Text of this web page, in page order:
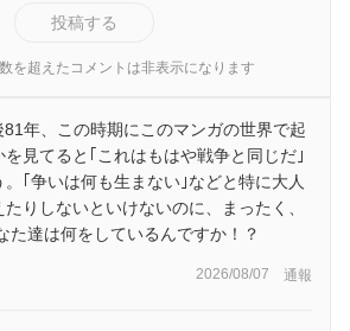
投稿する
を超えたコメントは非表示になります
年、この時期にこのマンガの世界で起
見てると｢これはもはや戦争と同じだ｣
｢争いは何も生まない｣などと特に大人
りしないといけないのに、まったく、
た達は何をしているんですか！？
2026/08/07 通報